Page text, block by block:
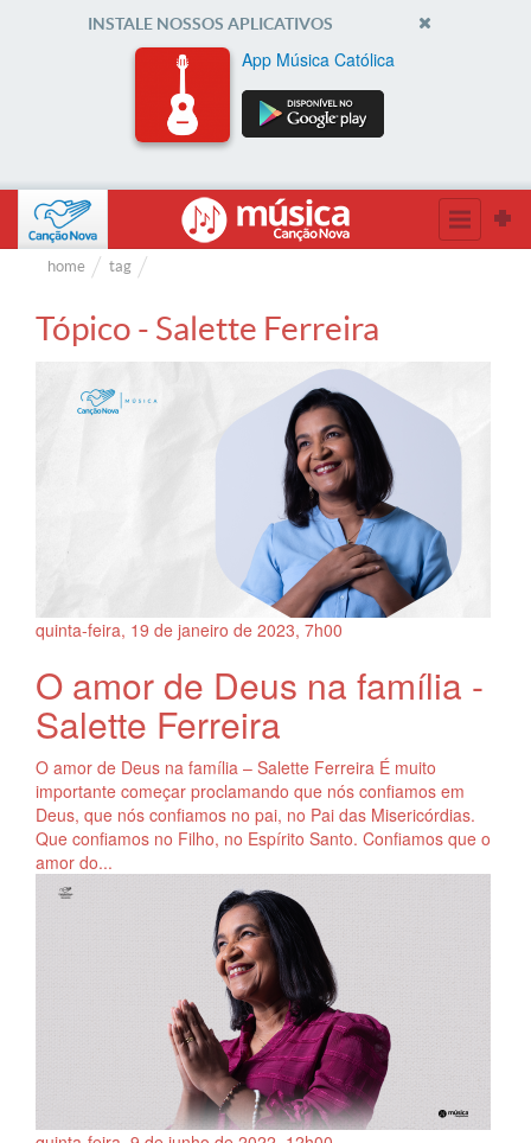
INSTALE NOSSOS APLICATIVOS
App Música Católica
home tag
Tópico - Salette Ferreira
quinta-feira, 19 de janeiro de 2023, 7h00
O amor de Deus na família -
Salette Ferreira
O amor de Deus na família – Salette Ferreira É muito
importante começar proclamando que nós confiamos em
Deus, que nós confiamos no pai, no Pai das Misericórdias.
Que confiamos no Filho, no Espírito Santo. Confiamos que o
amor do...